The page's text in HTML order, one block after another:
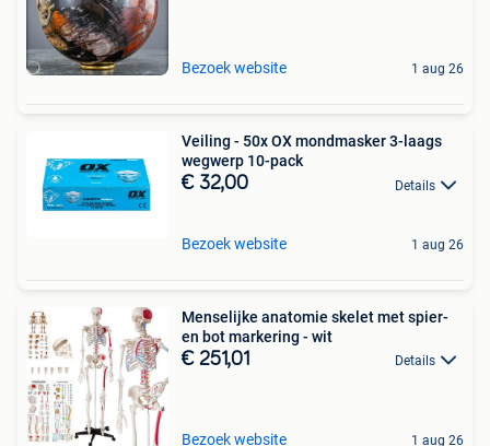
Bezoek website 1 aug 26
Veiling - 50x OX mondmasker 3-laags
wegwerp 10-pack
€ 32,00 Details
Bezoek website 1 aug 26
Menselijke anatomie skelet met spier-
en bot markering - wit
€ 251,01 Details
Bezoek website 1 aug 26